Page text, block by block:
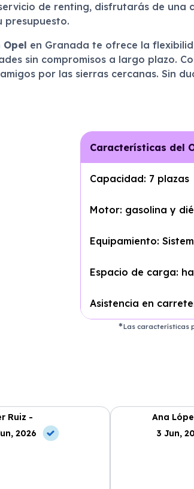
de renting, disfrutarás de
presupuesto.
Opel en Granada te ofrece la
sin compromisos a largo plazo.
por las sierras cercanas. Sin
Características del
Capacidad: 7 plazas
Motor: gasolina y
Equipamiento:
Espacio de carga:
Asistencia en
Las características
Ruiz -
2026
Ana
3 Jun,